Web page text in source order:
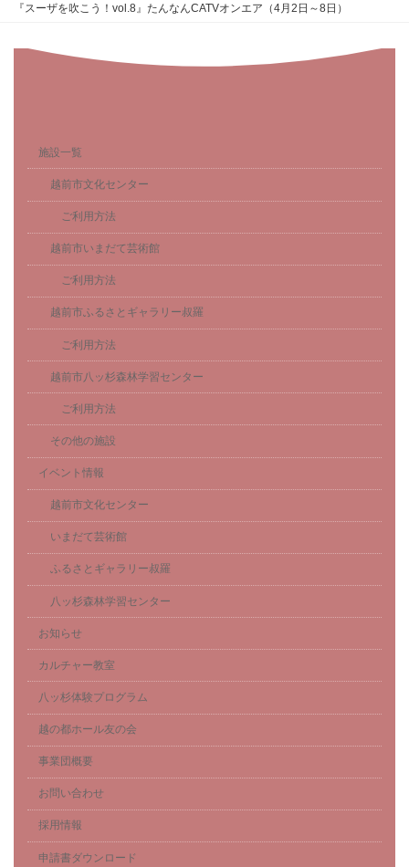
『スーザを吹こう！vol.8』たんなんCATVオンエア（4月2日～8日）
施設一覧
越前市文化センター
ご利用方法
越前市いまだて芸術館
ご利用方法
越前市ふるさとギャラリー叔羅
ご利用方法
越前市八ッ杉森林学習センター
ご利用方法
その他の施設
イベント情報
越前市文化センター
いまだて芸術館
ふるさとギャラリー叔羅
八ッ杉森林学習センター
お知らせ
カルチャー教室
八ッ杉体験プログラム
越の都ホール友の会
事業団概要
お問い合わせ
採用情報
申請書ダウンロード